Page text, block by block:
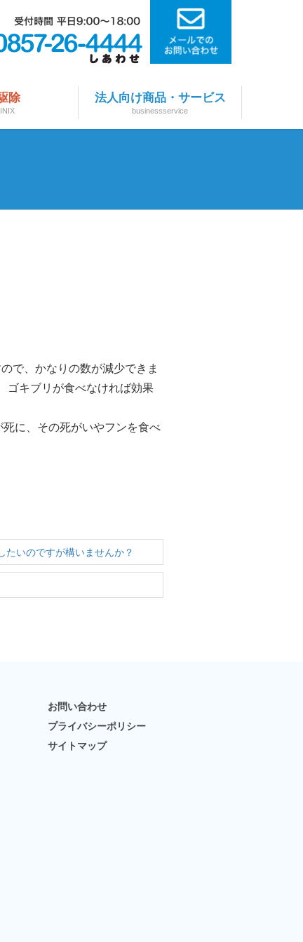
除 法人向け商品・サービス
businessservice
で、かなりの数が減少できま
ゴキブリが食べなければ効果
に、その死がいやフンを食べ
いのですが構いませんか？
お問い合わせ
プライバシーポリシー
サイトマップ